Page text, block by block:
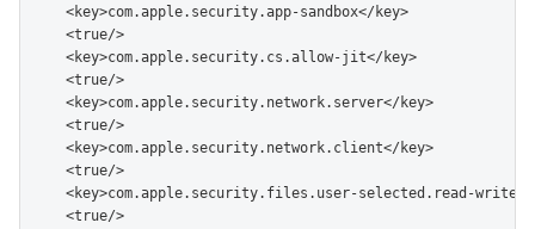
    <key>com.apple.security.app-sandbox</key>
    <true/>
    <key>com.apple.security.cs.allow-jit</key>
    <true/>
    <key>com.apple.security.network.server</key>
    <true/>
    <key>com.apple.security.network.client</key>
    <true/>
<key>com.apple.security.files.user-selected.read-
    <true/>